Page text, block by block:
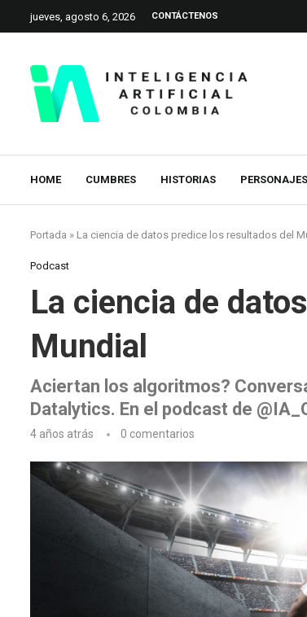
jueves, agosto 6, 2026 CONTÁCTENOS
HOME CUMBRES HISTORIAS PERSONAJES
Portada » La ciencia de datos predice los resultados del
Podcast
La ciencia de
Mundial
Aciertan los algoritmos?
Datalytics. En el podcast de
4 años atrás 0 comentarios